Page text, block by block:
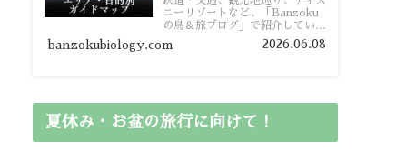
ニーリゾートなど、「Banzoku
の鳥＆旅ブログ」で紹介している
全国の旅行・観光記録をエリアや
目的別に整理しました。あなたが
banzokubiology.com 2026.06.08
夏休み・お盆の旅行に向けて！